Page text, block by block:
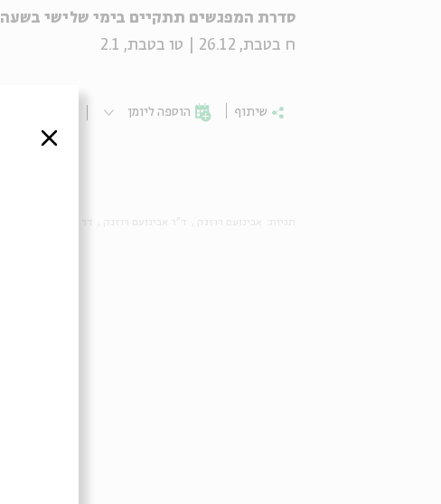
סדרת המפגשים תתקיים בימי שלישי בשעה 20:00 בתאריכים הבאים:
ח בטבת, 26.12 | טו בטבת, 2.1
שיתוף הוספה ליומן
סגור